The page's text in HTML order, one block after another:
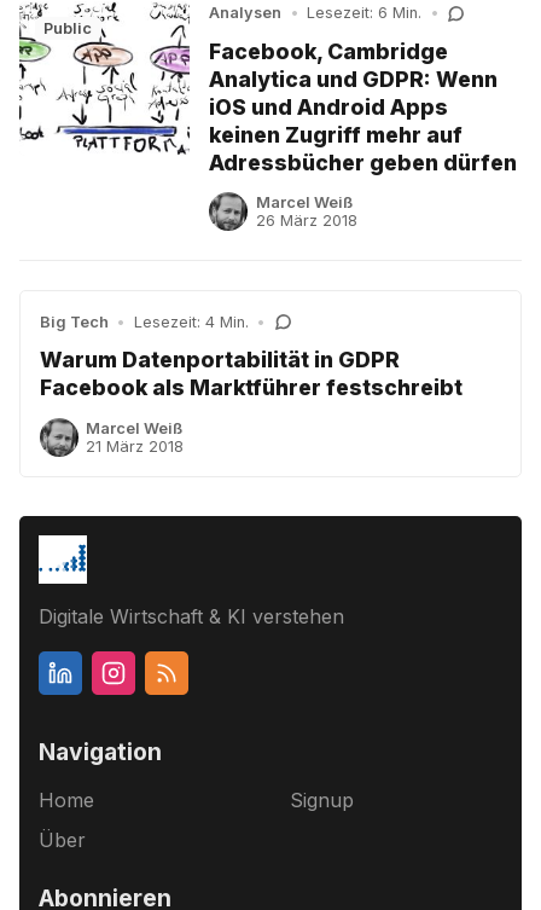
Public
Analysen • Lesezeit: 6 Min. •
Facebook, Cambridge
Analytica und GDPR: Wenn
iOS und Android Apps
keinen Zugriff mehr auf
Adressbücher geben dürfen
Marcel Weiß
26 März 2018
Big Tech • Lesezeit: 4 Min. •
Warum Datenportabilität in GDPR
Facebook als Marktführer festschreibt
Marcel Weiß
21 März 2018
Digitale Wirtschaft & KI verstehen
Navigation
Home
Über
Signup
Abonnieren